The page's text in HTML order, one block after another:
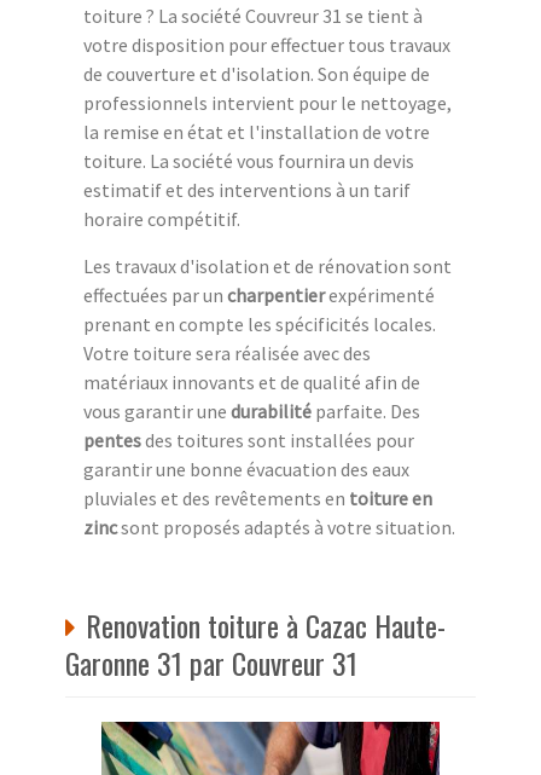
toiture ? La société Couvreur 31 se tient à
votre disposition pour effectuer tous travaux
de couverture et d'isolation. Son équipe de
professionnels intervient pour le nettoyage,
la remise en état et l'installation de votre
toiture. La société vous fournira un devis
estimatif et des interventions à un tarif
horaire compétitif.
Les travaux d'isolation et de rénovation sont
effectuées par un charpentierexpérimenté
prenant en compte les spécificités locales.
Votre toiture sera réalisée avec des
matériaux innovants et de qualité afin de
vous garantir une durabilité parfaite. Des
pentesdes toitures sont installées pour
garantir une bonne évacuation des eaux
pluviales et des revêtements en toiture en
zincsont proposés adaptés à votre situation.
Renovation toiture à Cazac Haute-
Garonne 31 par Couvreur 31